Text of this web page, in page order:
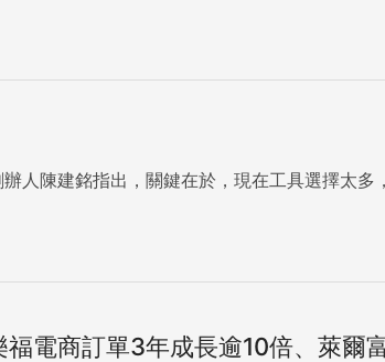
人陳建銘指出，關鍵在於，現在工具選擇太多
電商訂單3年成長逾10倍、萊爾